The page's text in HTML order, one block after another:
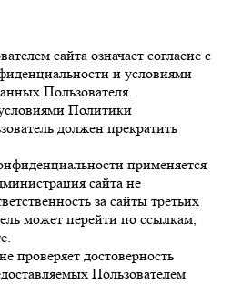
сайта означает согласие с
и условиями
Пользователя.
Политики
должен прекратить
применяется
сайта не
за сайты третьих
может перейти по ссылкам,
проверяет достоверность
Пользователем